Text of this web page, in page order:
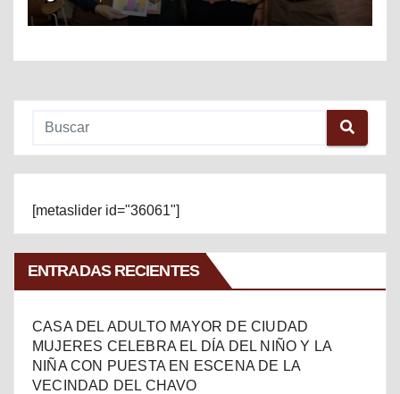
MÉXICO
[metaslider id="36061"]
ENTRADAS RECIENTES
CASA DEL ADULTO MAYOR DE CIUDAD
MUJERES CELEBRA EL DÍA DEL NIÑO Y LA
NIÑA CON PUESTA EN ESCENA DE LA
VECINDAD DEL CHAVO